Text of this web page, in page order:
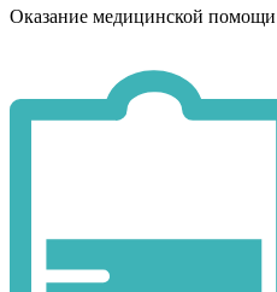
Оказание медицинской помощи